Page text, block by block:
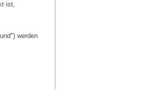
ist,
werden